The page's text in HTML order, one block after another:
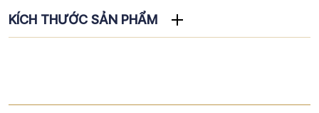
KÍCH THƯỚC SẢN PHẨM